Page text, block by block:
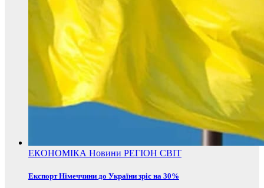
ЕКОНОМІКА Новини РЕГІОН СВІТ
Експорт Німеччини до України зріс на 30%